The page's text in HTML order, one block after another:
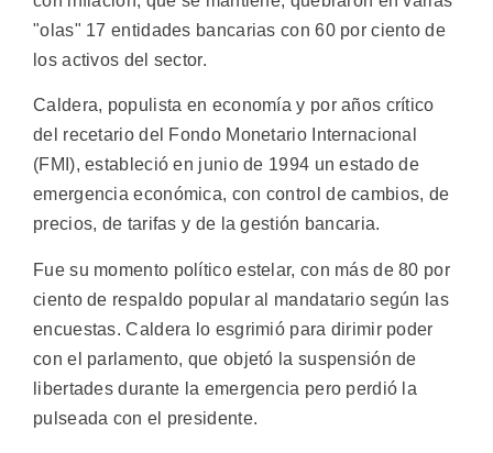
"olas" 17 entidades bancarias con 60 por ciento de
los activos del sector.
Caldera, populista en economía y por años crítico
del recetario del Fondo Monetario Internacional
(FMI), estableció en junio de 1994 un estado de
emergencia económica, con control de cambios, de
precios, de tarifas y de la gestión bancaria.
Fue su momento político estelar, con más de 80 por
ciento de respaldo popular al mandatario según las
encuestas. Caldera lo esgrimió para dirimir poder
con el parlamento, que objetó la suspensión de
libertades durante la emergencia pero perdió la
pulseada con el presidente.